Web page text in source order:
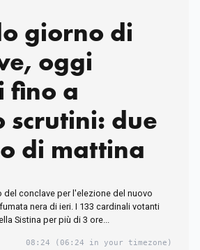
giorno di
oggi
fino a
scrutini: due
di mattina
conclave per l'elezione del nuovo
nera di ieri. I 133 cardinali votanti
Sistina per più di 3 ore...
08:24 (06:24 in your timezone)